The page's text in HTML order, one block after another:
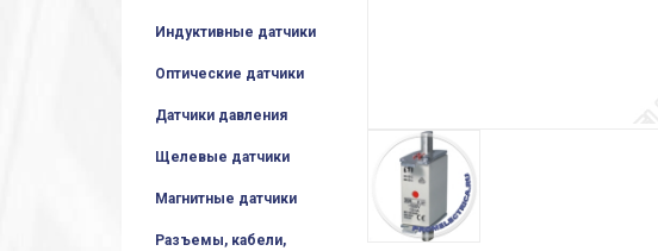
Индуктивные датчики
Оптические датчики
Датчики давления
Щелевые датчики
Магнитные датчики
Разъемы, кабели,